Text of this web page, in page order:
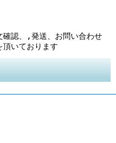
確認、,発送、お問い合わせ
頂いております